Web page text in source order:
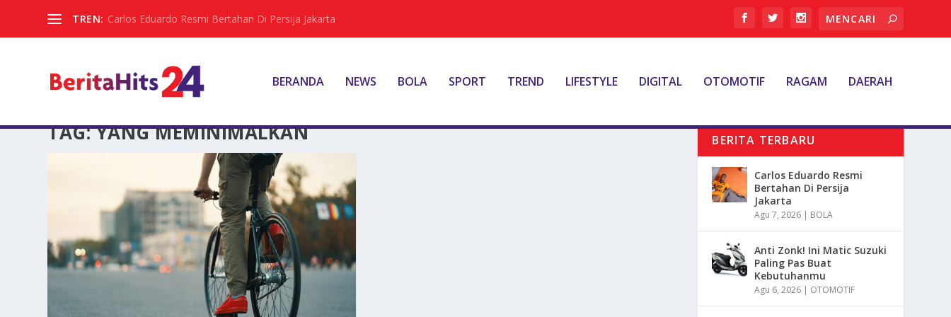
TREN: Carlos Eduardo Resmi Bertahan Di Persija Jakarta
BERANDA NEWS BOLA SPORT TREND LIFESTYLE DIGITAL OTOMOTIF RAGAM DAERAH
TAG:YANG MEMINIMALKAN BERITA TERBARU
Carlos Eduardo Resmi
Bertahan Di Persija
Jakarta
Agu 7, 2026 | BOLA
Anti Zonk! Ini Matic Suzuki
Paling Pas Buat
Kebutuhanmu
Agu 6, 2026 | OTOMOTIF